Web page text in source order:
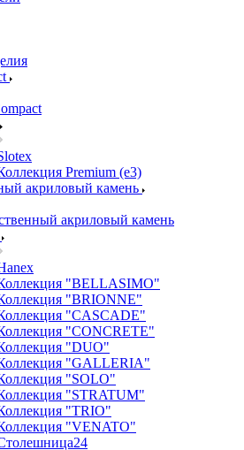
Premium (e3)
акриловый камень
акриловый камень
"BELLASIMO"
"BRIONNE"
"CASCADE"
"CONCRETE"
"DUO"
"GALLERIA"
"SOLO"
"STRATUM"
"TRIO"
"VENATO"